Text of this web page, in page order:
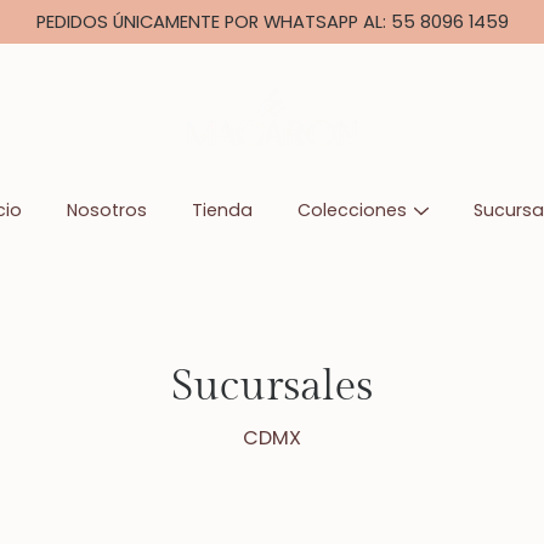
PEDIDOS ÚNICAMENTE POR WHATSAPP AL: 55 8096 1459
Nosotros Tienda Colecciones
Sucursales
CDMX